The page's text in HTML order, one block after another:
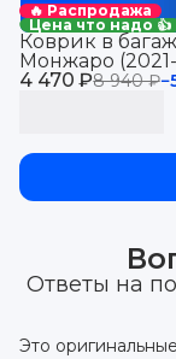
🔥 Распродажа
Цена что надо 👍
4 470 ₽8 940 ₽−
Коврик в
Монжаро
Monjaro, EVA
Ответы на
Это